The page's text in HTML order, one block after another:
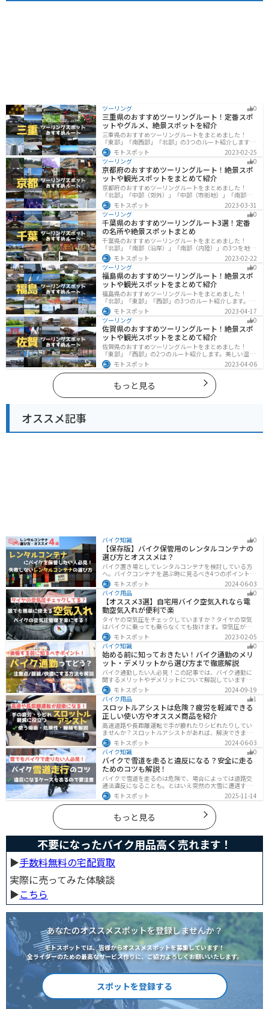
ツーリング 0
三重県のおすすめツーリングルート！定番スポ
ットやグルメ、絶景スポットを紹介
三重県のおすすめツーリングルートをまとめました！
「東部」「南西部」「北部」の3つのルート紹介します。
標高の高いスカイラインからリアス式海岸まであるの
で、飽きることなくツーリングを堪能できます。バイク
で三重県にツーリングに行く際は参考にしてください。
モトスポット
2023-02-25
ツーリング
0
京都府のおすすめツーリングルート！絶景スポ
ットや観光スポットをまとめて紹介
京都府のおすすめツーリングルートをまとめました！
「北部」「中部（郊外）」「中部（市街地）」「南部」
の4つのルート紹介します。古い町並みや神社仏閣、自然
に囲まれた風光明媚なスポットが数多く存在し、様々な
楽しみ方ができます。バイクで京都府にツーリングに行
く際は参考にしてください。
モトスポット
2023-03-31
ツーリング
0
千葉県のおすすめツーリングルート3選！定番
の名所や絶景スポットまとめ
千葉県のおすすめツーリングルートをまとめました！
「北部」「南部（沿岸）」「南部（内陸）」の3つを地域
別で紹介します！千葉は首都圏からのアクセスも良く、
海と山どちらも堪能できるのでツーリングには最適な場
所です。
モトスポット
2023-02-22
ツーリング
0
福島県のおすすめツーリングルート！絶景スポ
ットや観光スポットをまとめて紹介
福島県のおすすめツーリングルートをまとめました！
「北部」「東部」「西部」の3つのルート紹介します。内
陸部には山々が連なり、海岸線は太平洋に面してるので
観光スポットが多数あります。バイクで福島県にツーリ
ングに行く際は参考にしてください。
モトスポット
2023-04-17
ツーリング
0
佐賀県のおすすめツーリングルート！絶景スポ
ットや観光スポットをまとめて紹介
佐賀県のおすすめツーリングルートをまとめました！
「東部」「西部」の2つのルート紹介します。美しい温泉
地や古墳群、歴史ある城や神社仏閣など、バイクツーリ
ングに適したスポットが多数存在し、様々な楽しみ方が
できます。バイクで佐賀県にツーリングに行く際は参考
にしてください。
モトスポット 2023-04-06
もっと見る
オススメ記事
バイク知識 0
【保存版】バイク保管用のレンタルコンテナの
選び方とオススメは？
バイク置き場としてレンタルコンテナを検討している方
へ。バイクコンテナを選ぶ時に見るべき4つのポイントと
オススメのレンタルコンテナ会社を徹底解説。これさえ
読めば自分に最適なレンタルコンテナを見つけることが
できます。
モトスポット
2024-06-03
バイク用品
0
【オススメ3選】自宅用バイク空気入れなら電
動空気入れが便利で楽
タイヤの空気圧をチェックしていますか？タイヤの空気
はバイクに乗っても乗らなくても抜けます。空気圧が下
がると走行性能・燃費・安全性に影響します。空気圧は
常に自分で管理できるようにしておきましょう。楽に使
えるオススメ空気入れをまとめたので、参考にしてくだ
さい。
モトスポット
2023-02-05
バイク知識
0
始める前に知っておきたい！バイク通勤のメリ
ット・デメリットから選び方まで徹底解説
バイク通勤したい人必見！この記事では、バイク通勤に
関するメリットやデメリットについて解説しています。
実は通勤時間を短縮できるメリットがありますが、会社
によっては許可されない場合もあるので、事前に確認が
必要です。この記事を読めばバイク通勤の始め方がわか
ります。
モトスポット
2024-09-19
バイク用品
1
スロットルアシストは危険？疲労を軽減できる
正しい使い方やオススメ商品を紹介
高速道路や長距離運転で手が疲れたりシビれたりしてい
ませんか？スロットルアシストがあれば、解決できま
す。この記事ではスロットルアシストを安全に使う場
面、危険性、種類、オススメの商品について解説しま
す。長距離運転をもっと楽にしたいと思っている人は参
考にしてください。
モトスポット
2024-06-03
バイク知識
0
バイクで雪道を走ると違反になる？安全に走る
ためのコツも解説！
バイクで雪道を走るのは危険で、場合によっては道路交
通法違反になることも。とはいえ突然の大雪に遭遇する
こともあります。この記事では、雪道で転倒しないため
の走り方のコツや滑り止め対策、雪道に強いバイクの特
徴まで詳しく解説します。
モトスポット 2025-11-14
もっと見る
不要になったバイク用品高く売れます！
▶︎手数料無料の宅配買取
実際に売ってみた体験談
▶︎こちら
あなたのオススメスポットを登録しませんか？
モトスポットでは、皆様からオススメスポットを募集しています！
全ライダーのための最高なサービス作りに、ご協力よろしくお願いいたします。
スポットを登録する